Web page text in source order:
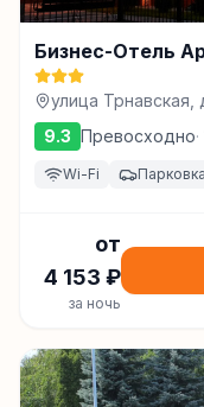
Бизнес-Отель
улица Трнавская,
9.3 Превосходно·
Wi-Fi Парковка
от
4 153 ₽
за ночь